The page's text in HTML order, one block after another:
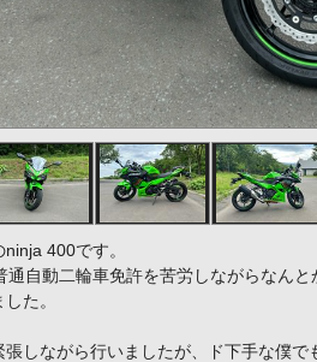
400です。
通自動二輪車免許を苦労しながらなん
た。
しながら行いましたが、ド下手な僕で